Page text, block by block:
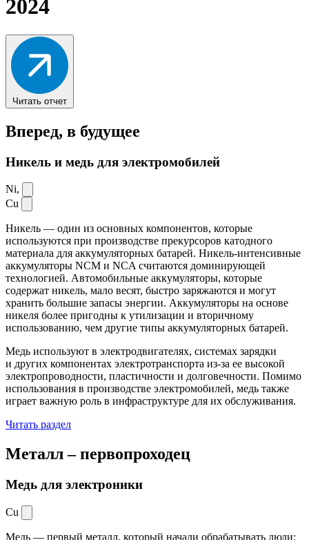
2024
Читать отчет
Вперед, в будущее
Никель и медь для электромобилей
Ni,
Cu
Никель — один из основных компонентов, которые
используются при производстве прекурсоров катодного
материала для аккумуляторных батарей. Никель-интенсивные
аккумуляторы NCM и NCA считаются доминирующей
технологией. Автомобильные аккумуляторы, которые
содержат никель, мало весят, быстро заряжаются и могут
хранить большие запасы энергии. Аккумуляторы на основе
никеля более пригодны к утилизации и вторичному
использованию, чем другие типы аккумуляторных батарей.
Медь используют в электродвигателях, системах зарядки
и других компонентах электротранспорта из-за ее высокой
электропроводности, пластичности и долговечности. Помимо
использования в производстве электромобилей, медь также
играет важную роль в инфраструктуре для их обслуживания.
Читать раздел
Металл –первопроходец
Медь для электроники
Cu
Медь — первый металл, который начали обрабатывать люди: